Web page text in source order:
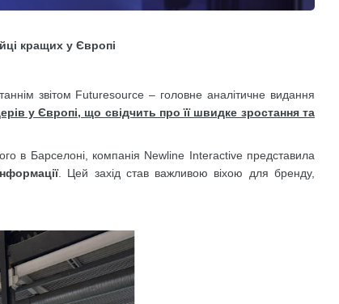
кращих у Європі
звітом Futuresource – головне аналітичне видання
у Європі, що свідчить про її швидке зростання та
в Барселоні, компанія Newline Interactive представила
. Цей захід став важливою віхою для бренду,